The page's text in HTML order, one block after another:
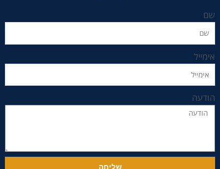
שם
אימייל
הודעה